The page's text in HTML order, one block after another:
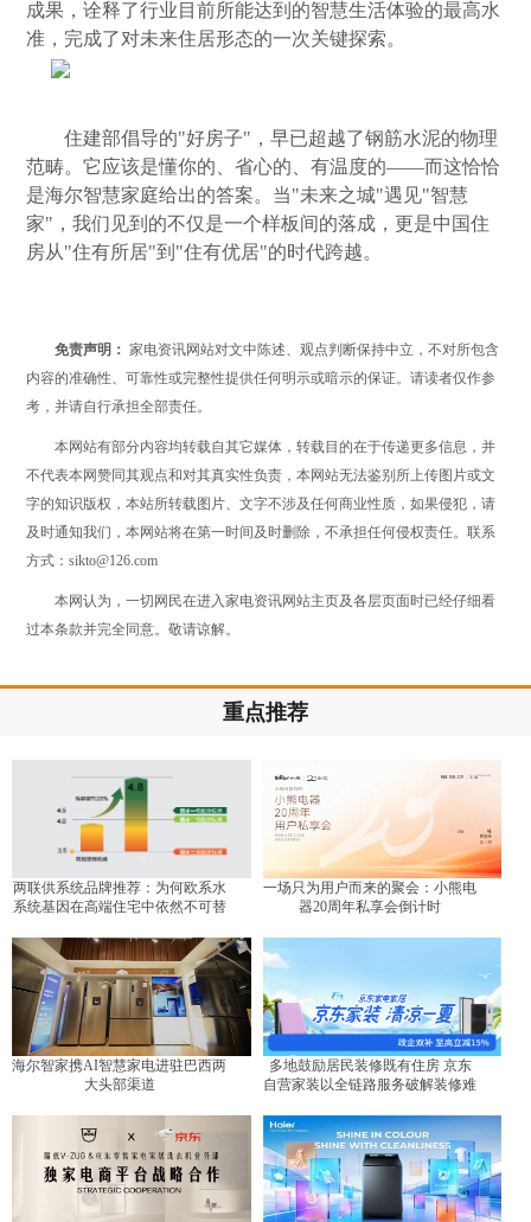
成果，诠释了行业目前所能达到的智慧生活体验的最高水
准，完成了对未来住居形态的一次关键探索。
住建部倡导的"好房子"，早已超越了钢筋水泥的物理
范畴。它应该是懂你的、省心的、有温度的——而这恰恰
是海尔智慧家庭给出的答案。当"未来之城"遇见"智慧
家"，我们见到的不仅是一个样板间的落成，更是中国住
房从"住有所居"到"住有优居"的时代跨越。
免责声明： 家电资讯网站对文中陈述、观点判断保持中立，不对所包含
内容的准确性、可靠性或完整性提供任何明示或暗示的保证。请读者仅作参
考，并请自行承担全部责任。
本网站有部分内容均转载自其它媒体，转载目的在于传递更多信息，并
不代表本网赞同其观点和对其真实性负责，本网站无法鉴别所上传图片或文
字的知识版权，本站所转载图片、文字不涉及任何商业性质，如果侵犯，请
及时通知我们，本网站将在第一时间及时删除，不承担任何侵权责任。联系
方式：sikto@126.com
本网认为，一切网民在进入家电资讯网站主页及各层页面时已经仔细看
过本条款并完全同意。敬请谅解。
重点推荐
两联供系统品牌推荐：为何欧系水
系统基因在高端住宅中依然不可替
一场只为用户而来的聚会：小熊电
器20周年私享会倒计时
海尔智家携AI智慧家电进驻巴西两
大头部渠道
多地鼓励居民装修既有住房 京东
自营家装以全链路服务破解装修难